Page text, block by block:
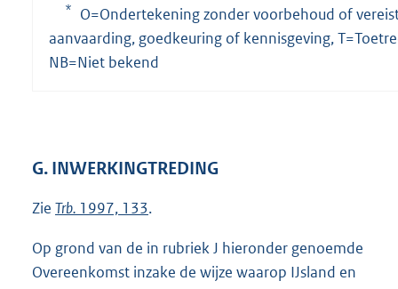
*
O=Ondertekening zonder voorbehoud of
aanvaarding, goedkeuring of kennisgeving,
NB=Niet bekend
G. INWERKINGTREDING
Zie Trb. 1997, 133.
Op grond van de in rubriek J hieronder genoemde
Overeenkomst inzake de wijze waarop IJsland en